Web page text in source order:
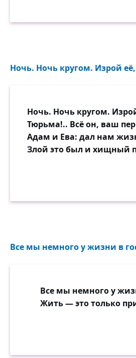
Ночь. Ночь кругом. Изрой
Ночь. Ночь кругом.
Тюрьма!.. Всё он, ваш
Адам и Ева: дал нам
Злой это был и хищный
Все мы немного у жизни в
Все мы немного у
Жить — это только